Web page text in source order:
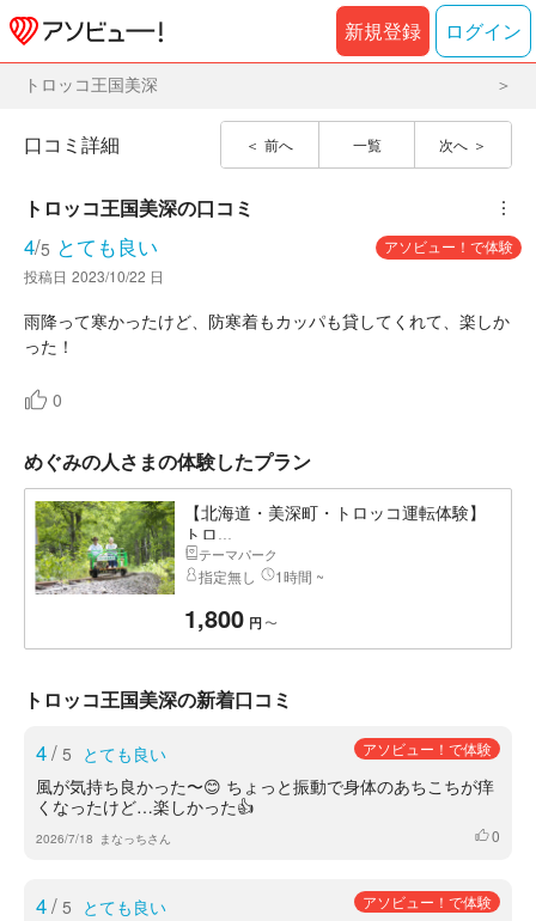
新規登録 ログイン
トロッコ王国美深
前へ 一覧 次へ
口コミ詳細
トロッコ王国美深の口コミ ︙
4/5 とても良い
アソビュー！で体験
投稿日 2023/10/22 日
雨降って寒かったけど、防寒着もカッパも貸してくれて、楽しか
った！
0
めぐみの人さまの体験したプラン
【北海道・美深町・トロッコ運転体験】
トロ...
テーマパーク
指定無し 1時間 ~
1,800 円 〜
トロッコ王国美深の新着口コミ
4/ 5 とても良い アソビュー！で体験
風が気持ち良かった〜😊 ちょっと振動で身体のあちこちが痒
くなったけど…楽しかった👍
2026/7/18 まなっちさん いいね
0
4/ 5 とても良い アソビュー！で体験